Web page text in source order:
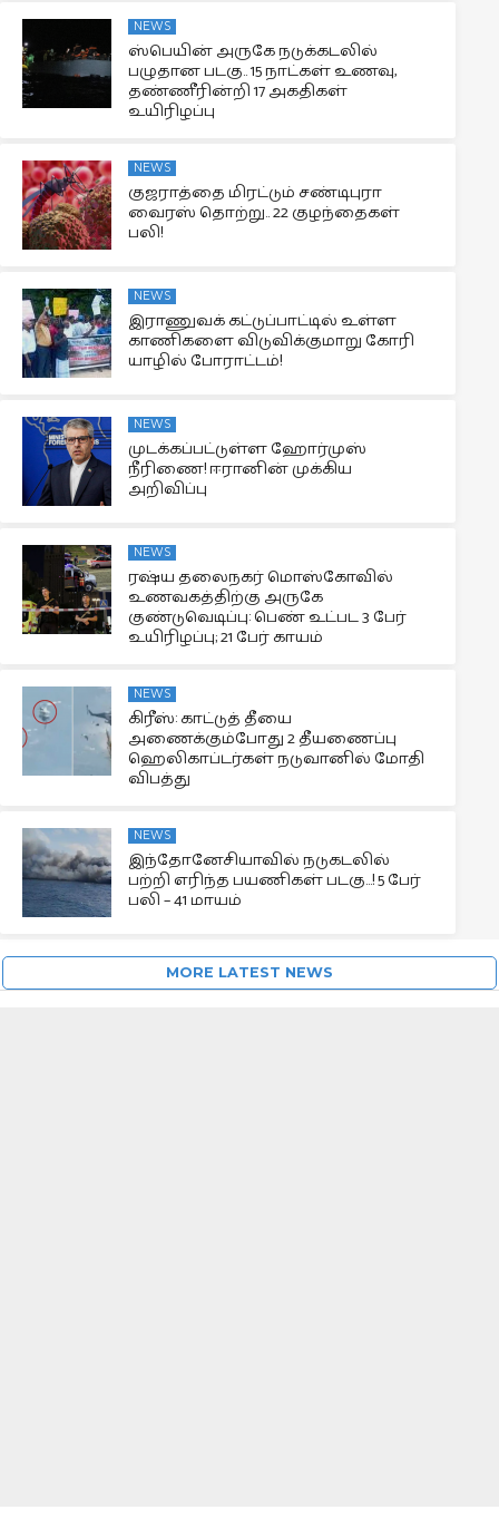
NEWS
ஸ்பெயின் அருகே நடுக்கடலில்
பழுதான படகு.. 15 நாட்கள் உணவு,
தண்ணீரின்றி 17 அகதிகள்
உயிரிழப்பு
NEWS
குஜராத்தை மிரட்டும் சண்டிபுரா
வைரஸ் தொற்று.. 22 குழந்தைகள்
பலி!
NEWS
இராணுவக் கட்டுப்பாட்டில் உள்ள
காணிகளை விடுவிக்குமாறு கோரி
யாழில் போராட்டம்!
NEWS
முடக்கப்பட்டுள்ள ஹோர்முஸ்
நீரிணை! ஈரானின் முக்கிய
அறிவிப்பு
NEWS
ரஷ்ய தலைநகர் மொஸ்கோவில்
உணவகத்திற்கு அருகே
குண்டுவெடிப்பு: பெண் உட்பட 3 பேர்
உயிரிழப்பு; 21 பேர் காயம்
NEWS
கிரீஸ்: காட்டுத் தீயை
அணைக்கும்போது 2 தீயணைப்பு
ஹெலிகாப்டர்கள் நடுவானில் மோதி
விபத்து
NEWS
இந்தோனேசியாவில் நடுகடலில்
பற்றி எரிந்த பயணிகள் படகு…! 5 பேர்
பலி – 41 மாயம்
MORE LATEST NEWS